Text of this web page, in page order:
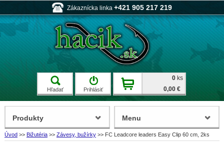
Zákaznícka linka +421 905 217 219
Hľadať Prihlásiť
0 ks
0,00 €
Úvod >> Bižutéria >> Závesy, bužírky >> FC Leadcore leaders Easy Clip 60 cm, 2ks
Produkty Menu